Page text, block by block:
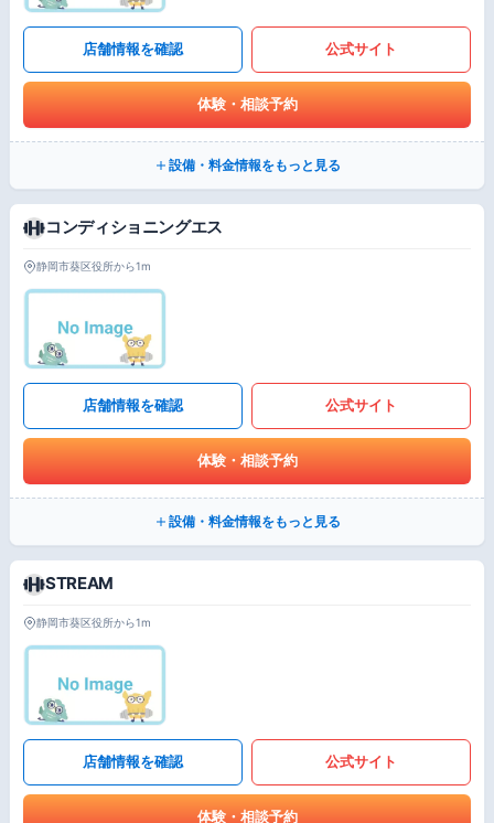
店舗情報を確認 公式サイト
体験・相談予約
設備・料金情報をもっと見る
コンディショニングエス
静岡市葵区役所から1m
店舗情報を確認 公式サイト
体験・相談予約
設備・料金情報をもっと見る
STREAM
静岡市葵区役所から1m
店舗情報を確認 公式サイト
体験・相談予約